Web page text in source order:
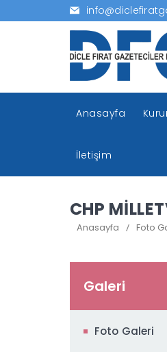
Anasayfa
İletişim
CHP
Anasayfa / Foto
Galeri
Foto Galeri